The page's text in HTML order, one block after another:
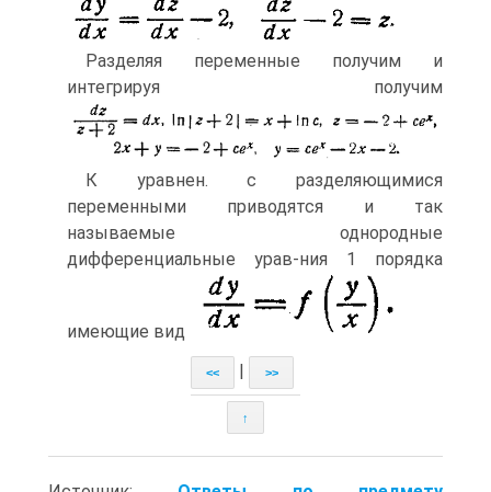
Разделяя переменные получим и
интегрируя получим
К уравнен. с разделяющимися
переменными приводятся и так
называемые однородные
дифференциальные урав-ния 1 порядка
имеющие вид
<< | >>
↑